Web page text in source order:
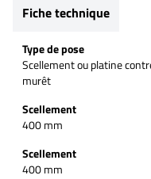
Fiche technique
Type de pose
Scellement ou platine
murêt
Scellement
400 mm
Scellement
400 mm